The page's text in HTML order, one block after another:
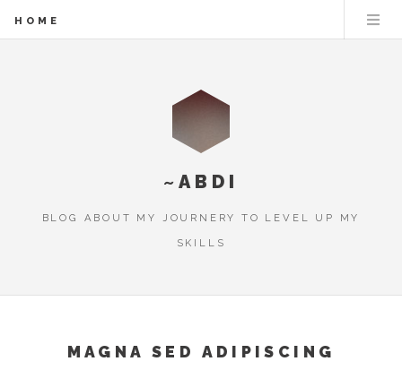
HOME
~ABDI
BLOG ABOUT MY JOURNERY TO LEVEL UP MY
SKILLS
MAGNA SED ADIPISCING